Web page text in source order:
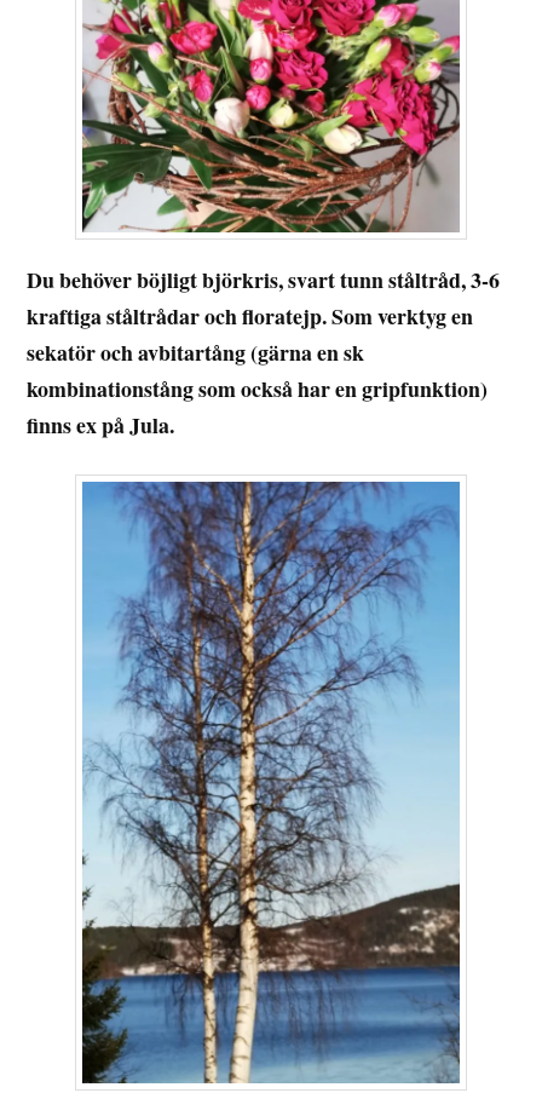
Du behöver böjligt björkris, svart tunn ståltråd, 3-6
kraftiga ståltrådar och floratejp. Som verktyg en
sekatör och avbitartång (gärna en sk
kombinationstång som också har en gripfunktion)
finns ex på Jula.